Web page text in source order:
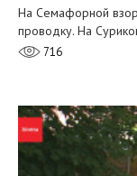
На Семафорной
проводку. На
716